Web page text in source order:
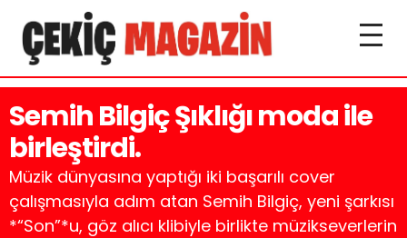
Semih Bilgiç Şıklığı moda ile
birleştirdi.
Müzik dünyasına yaptığı iki başarılı cover
çalışmasıyla adım atan Semih Bilgiç, yeni şarkısı
*“Son”*u, göz alıcı klibiyle birlikte müzikseverlerin